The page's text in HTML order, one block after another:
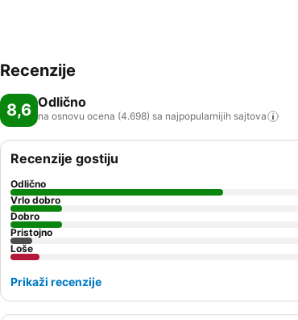
Recenzije
8,6 Odlično
na osnovu ocena (4.698) sa najpopularnijih sajtova
Recenzije gostiju
Odlično
Vrlo dobro
Dobro
Pristojno
Loše
Prikaži recenzije